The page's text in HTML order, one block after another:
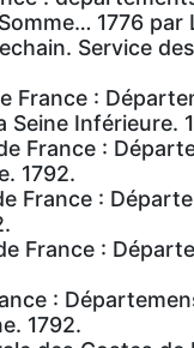
1776 par
Service
France :
Seine Inférieure.
France :
1792.
France :
France :
:
1792.